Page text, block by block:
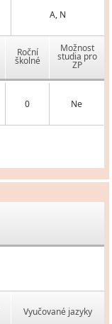
A, N
Roční
školné
Možnost
studia pro
ZP
0 Ne
Vyučované jazyky